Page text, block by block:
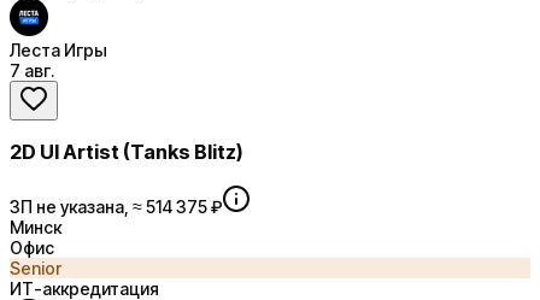
Леста Игры
7 авг.
2D UI Artist (Tanks Blitz)
ЗП не указана, ≈ 514 375 ₽
Минск
Офис
Senior
ИТ-аккредитация